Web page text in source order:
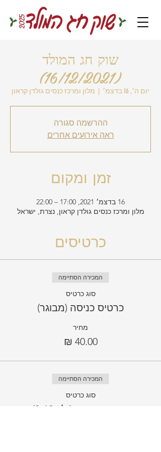
שוק חג המולד
(16/12/2021)
יום ה׳, 16 בדצמ׳
  |
מלון ומרכז כנסים גולדן קראון
ההרשמה סגורה
ראה אירועים אחרים
זמן ומקום
16 בדצמ׳ 2021, 17:00 – 22:00
מלון ומרכז כנסים גולדן קראון, נצרת, ישראל
כרטיסים
המכירה הסתיימה
סוג כרטיס
כרטיס כניסה (מבוגר)
מחיר
‏40.00 ‏₪
המכירה הסתיימה
סוג כרטיס
כרטיס כניסה (ילד 3-12)